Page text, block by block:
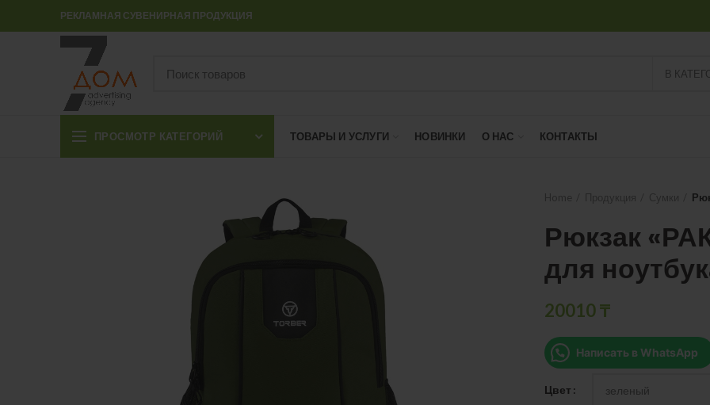
РЕКЛАМНАЯ СУВЕНИРНАЯ ПРОДУКЦИЯ
В
ПРОСМОТР КАТЕГОРИЙ ТОВАРЫ И УСЛУГИ НОВИНКИ О НАС КОНТАКТЫ
Рюкзак
для
20010₸
Написать в WhatsApp
Цвет